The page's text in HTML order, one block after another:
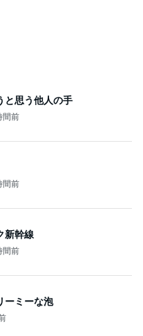
と思う他人の手
間前
間前
新幹線
間前
ーミーな泡